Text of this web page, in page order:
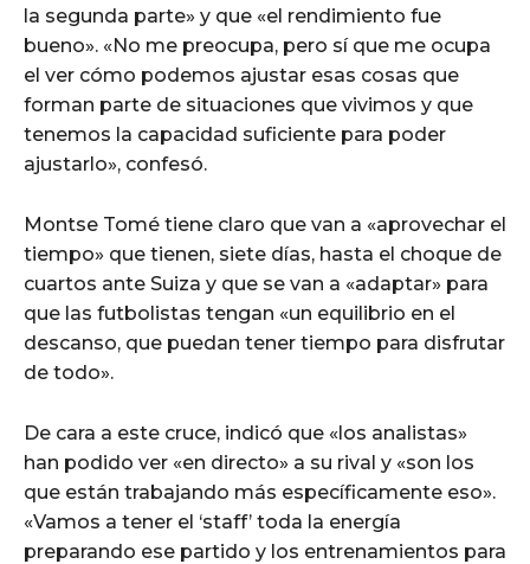
la segunda parte» y que «el rendimiento fue
bueno». «No me preocupa, pero sí que me ocupa
el ver cómo podemos ajustar esas cosas que
forman parte de situaciones que vivimos y que
tenemos la capacidad suficiente para poder
ajustarlo», confesó.
Montse Tomé tiene claro que van a «aprovechar el
tiempo» que tienen, siete días, hasta el choque de
cuartos ante Suiza y que se van a «adaptar» para
que las futbolistas tengan «un equilibrio en el
descanso, que puedan tener tiempo para disfrutar
de todo».
De cara a este cruce, indicó que «los analistas»
han podido ver «en directo» a su rival y «son los
que están trabajando más específicamente eso».
«Vamos a tener el ‘staff’ toda la energía
preparando ese partido y los entrenamientos para